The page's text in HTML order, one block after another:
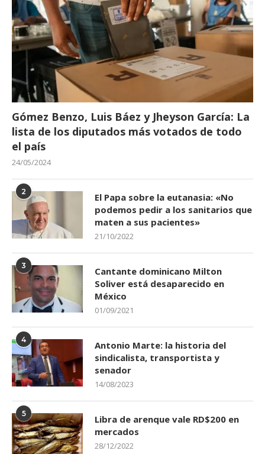
Gómez Benzo, Luis Báez y Jheyson García: La
lista de los diputados más votados de todo
el país
24/05/2024
2
El Papa sobre la eutanasia: «No
podemos pedir a los sanitarios que
maten a sus pacientes»
21/10/2022
3
Cantante dominicano Milton
Soliver está desaparecido en
México
01/09/2021
4
Antonio Marte: la historia del
sindicalista, transportista y
senador
14/08/2023
5
Libra de arenque vale RD$200 en
mercados
28/12/2022